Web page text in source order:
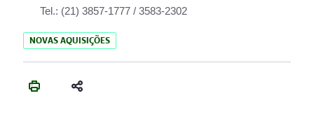
Tel.: (21) 3857-1777 / 3583-2302
NOVAS AQUISIÇÕES